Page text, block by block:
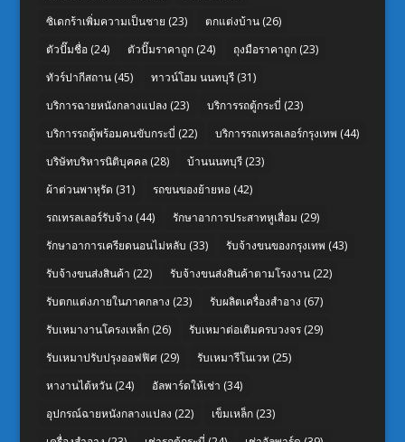
ซิเดกร้าเพิ่มความเป็นชาย (23) ตกแต่งบ้าน(26)
ตัวปั๊มชื่อ(24) ตัวปั๊มราคาถูก(24) ถุงมือราคาถูก(23)
ทัวร์ปากีสถาน(45) ทาวน์โฮม นนทบุรี(31)
บริการฉายหนังกลางแปลง (23) บริการรถตู้กระบี่ (23)
บริการรถตู้พร้อมคนขับกระบี่ (22) บริการรถเทรลเลอร์กรุงเทพ (44)
บริษัทบริหารนิติบุคคล(28) บ้านนนทบุรี(23)
ผ้าต่วนพาหุรัด (31) รถขนของย้ายหอ(42)
รถเทรลเลอร์รับจ้าง (44) รักษาอาการประสาทหูเสื่อม (29)
รักษาอาการเครียดนอนไม่หลับ (33) รับจ้างขนของกรุงเทพ (43)
รับจ้างขนส่งสินค้า (22) รับจ้างขนส่งสินค้าตามโรงงาน(22)
รับตกแต่งภายในภาคกลาง (23) รับผลิตเครื่องสำอาง (67)
รับเหมางานโครงเหล็ก(26) รับเหมาต่อเติมครบวงจร(29)
รับเหมาปรับปรุงออฟฟิศ(29) รับเหมารีโนเวท (25)
หางานไต้หวัน(24) อัลพาร์ดให้เช่า (34)
อุปกรณ์ฉายหนังกลางแปลง (22) เข็มเหล็ก(23)